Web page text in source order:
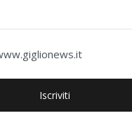
Iscriviti